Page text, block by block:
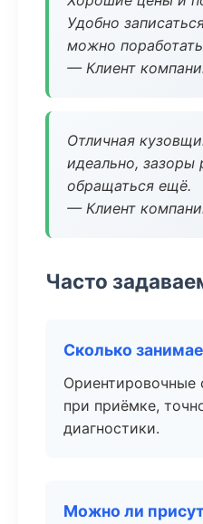
Удобно
можно
— Клиент
Отличная
идеально, зазоры
обращаться ещё.
— Клиент
Часто
Сколько
при приёмке,
диагностики.
Можно ли